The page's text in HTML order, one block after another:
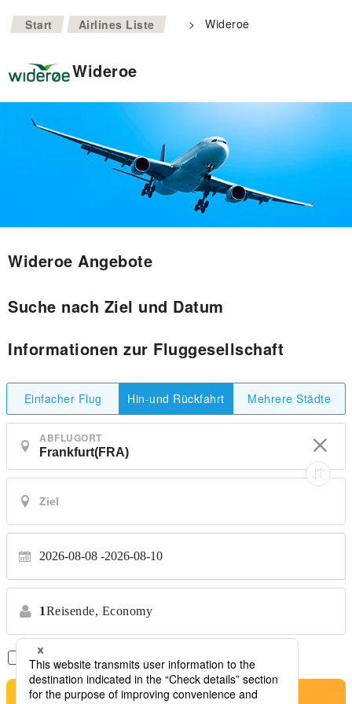
Start >
Airlines Liste > Wideroe
Wideroe
Wideroe Angebote
Suche nach Ziel und Datum
Informationen zur Fluggesellschaft
Einfacher Flug Hin-und Rückfahrt Mehrere Städte
ABFLUGORT
2026-08-08 2026-08-10
1Reisende, Economy
Nur Direktflüge *Keine Transfers
Suche